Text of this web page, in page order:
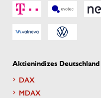
Aktienindizes Deutschland
DAX
MDAX